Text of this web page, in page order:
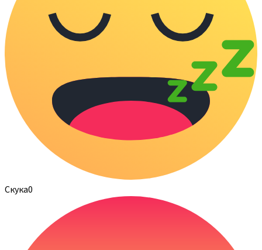
Скука0